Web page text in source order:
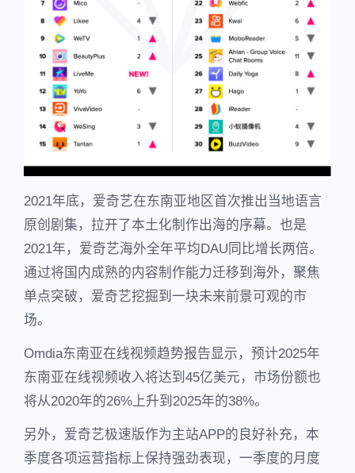
2021年底，爱奇艺在东南亚地区首次推出当地语言
原创剧集，拉开了本土化制作出海的序幕。也是
2021年，爱奇艺海外全年平均DAU同比增长两倍。
通过将国内成熟的内容制作能力迁移到海外，聚焦
单点突破，爱奇艺挖掘到一块未来前景可观的市
场。
Omdia东南亚在线视频趋势报告显示，预计2025年
东南亚在线视频收入将达到45亿美元，市场份额也
将从2020年的26%上升到2025年的38%。
另外，爱奇艺极速版作为主站APP的良好补充，本
季度各项运营指标上保持强劲表现，一季度的月度